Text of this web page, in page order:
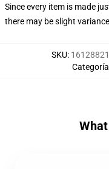
Since every item is made
there may be slight
SKU: